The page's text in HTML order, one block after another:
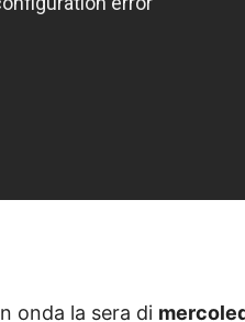
onda la sera di